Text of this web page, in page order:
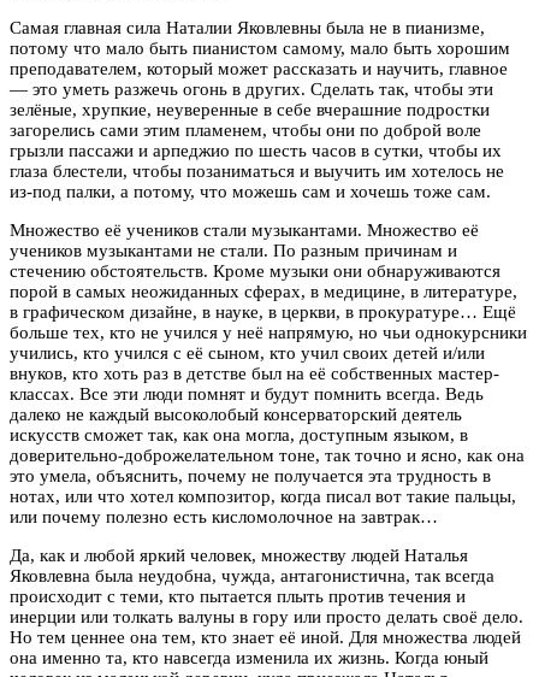
Самая главная сила Наталии Яковлевны была не в пианизме,
потому что мало быть пианистом самому, мало быть хорошим
преподавателем, который может рассказать и научить, главное
— это уметь разжечь огонь в других. Сделать так, чтобы эти
зелёные, хрупкие, неуверенные в себе вчерашние подростки
загорелись сами этим пламенем, чтобы они по доброй воле
грызли пассажи и арпеджио по шесть часов в сутки, чтобы их
глаза блестели, чтобы позаниматься и выучить им хотелось не
из-под палки, а потому, что можешь сам и хочешь тоже сам.
Множество её учеников стали музыкантами. Множество её
учеников музыкантами не стали. По разным причинам и
стечению обстоятельств. Кроме музыки они обнаруживаются
порой в самых неожиданных сферах, в медицине, в литературе,
в графическом дизайне, в науке, в церкви, в прокуратуре… Ещё
больше тех, кто не учился у неё напрямую, но чьи однокурсники
учились, кто учился с её сыном, кто учил своих детей и/или
внуков, кто хоть раз в детстве был на её собственных мастер-
классах. Все эти люди помнят и будут помнить всегда. Ведь
далеко не каждый высоколобый консерваторский деятель
искусств сможет так, как она могла, доступным языком, в
доверительно-доброжелательном тоне, так точно и ясно, как она
это умела, объяснить, почему не получается эта трудность в
нотах, или что хотел композитор, когда писал вот такие пальцы,
или почему полезно есть кисломолочное на завтрак…
Да, как и любой яркий человек, множеству людей Наталья
Яковлевна была неудобна, чужда, антагонистична, так всегда
происходит с теми, кто пытается плыть против течения и
инерции или толкать валуны в гору или просто делать своё дело.
Но тем ценнее она тем, кто знает её иной. Для множества людей
она именно та, кто навсегда изменила их жизнь. Когда юный